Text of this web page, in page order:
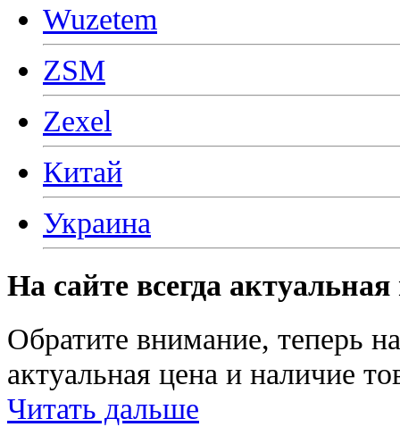
Wuzetem
ZSM
Zexel
Китай
Украина
На сайте всегда
Обратите внимание, теперь
актуальная цена и наличие
Читать дальше